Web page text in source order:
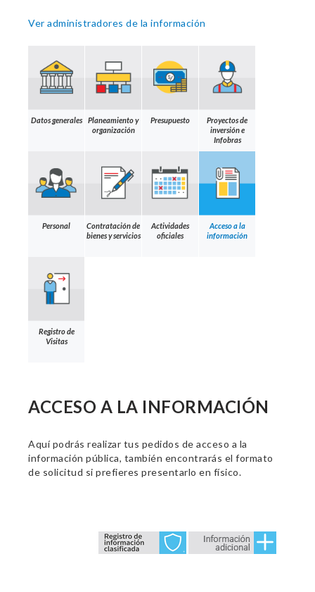
Ver administradores de la información
Datos generales
Planeamiento y
organización
Presupuesto
Proyectos de
inversión e
Infobras
Personal
Contratación de
bienes y servicios
Actividades
oficiales
Acceso a la
información
Registro de
Visitas
ACCESO A LA INFORMACIÓN
Aquí podrás realizar tus pedidos de acceso a la
información pública, también encontrarás el formato
de solicitud si prefieres presentarlo en físico.